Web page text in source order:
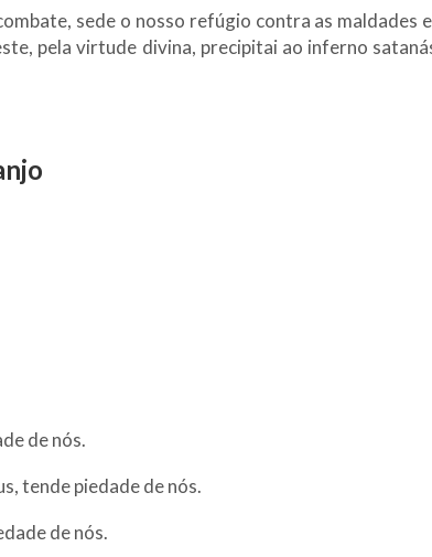
sede o nosso refúgio contra as maldades
pela virtude divina, precipitai ao inferno
de nós.
tende piedade de nós.
de nós.